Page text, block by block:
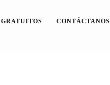
CONTÁCTANOS